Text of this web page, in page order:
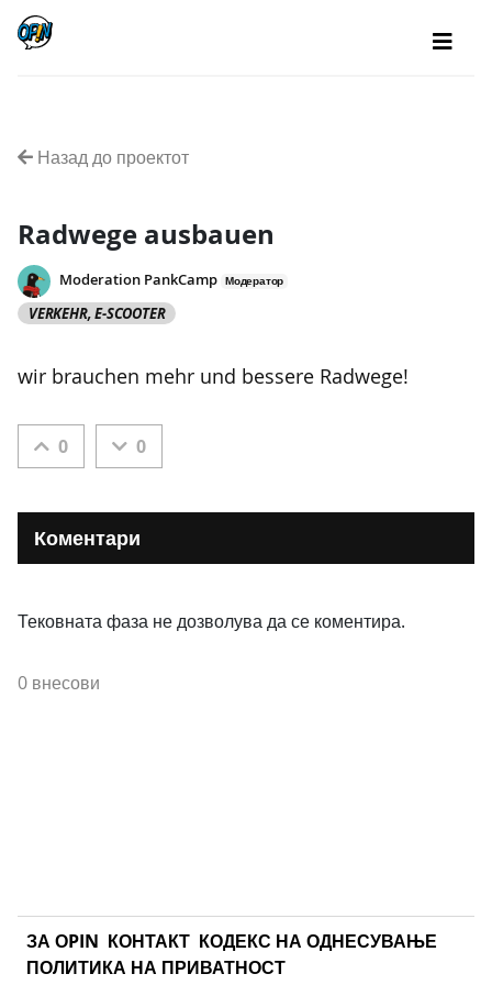
Назад до проектот
Radwege ausbauen
Moderation PankCamp Модератор
VERKEHR, E-SCOOTER
wir brauchen mehr und bessere Radwege!
0 0
Коментари
Тековната фаза не дозволува да се коментира.
0 внесови
ЗА ОPIN КОНТАКТ КОДЕКС НА ОДНЕСУВАЊЕ
ПОЛИТИКА НА ПРИВАТНОСТ